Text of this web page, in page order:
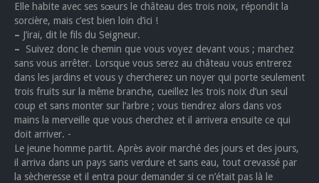
Elle habite avec ses sœurs le château des trois noix, répondit la
sorcière, mais c’est bien loin d’ici !
– J’irai, dit le fils du Seigneur.
– Suivez donc le chemin que vous voyez devant vous ; marchez
sans vous arrêter. Lorsque vous serez au château vous entrerez
dans les jardins et vous y chercherez un noyer qui porte seulement
trois fruits sur la même branche, cueillez les trois noix d’un seul
coup et sans monter sur l’arbre ; vous tiendrez alors dans vos
mains la merveille que vous cherchez et il arrivera ensuite ce qui
doit arriver. -
Le jeune homme partit. Après avoir marché des jours et des jours,
il arriva dans un pays sans verdure et sans eau, tout crevassé par
la sècheresse et il entra pour demander si ce n’était pas là le